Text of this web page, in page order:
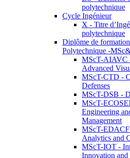
polytechnique
Cycle Ingénieur
X - Titre
polytechnique
Diplôme de
Polytechnique -
MScT-AIAVC
Advanced
MScT-CTD -
Defenses
MScT-DSB -
MScT-
Engineering
Management
MScT-EDACF
Analytics and
MScT-IOT -
Innovation and